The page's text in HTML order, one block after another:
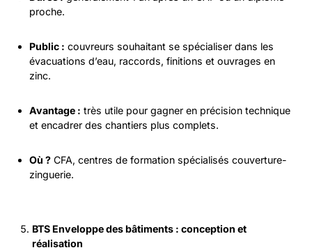
proche.
Public : couvreurs souhaitant se spécialiser dans les
évacuations d’eau, raccords, finitions et ouvrages en
zinc.
Avantage : très utile pour gagner en précision technique
et encadrer des chantiers plus complets.
Où ? CFA, centres de formation spécialisés couverture-
zinguerie.
BTS Enveloppe des bâtiments : conception et
réalisation